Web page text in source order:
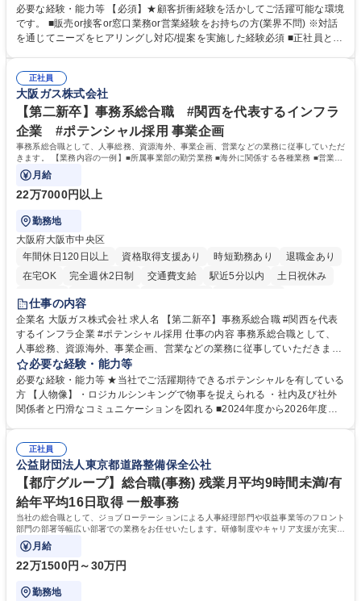
ーション、お客様対応 ■窓口にて、ご来店された個人のお客様に対して金
融商品のご提案 ■効率的な事務運用の検討・構築等 ≪業務紹介：ご応募前
に必ずご覧ください≫ ※記事 https://www.mysite.bk.mufg.jp/career/circle/
必要な経験・能力等 【必須】★顧客折衝経験を活かしてご活躍可能な環境
です。 ■販売or接客or窓口業務or営業経験をお持ちの方(業界不問) ※対話
を通じてニーズをヒアリングし対応/提案を実施した経験必須 ■正社員とし
るので安心して入行いただけます。 幅広いキャリアの選択肢があり、公募
や社内副業等を活用し、 一人ひとりが挑戦できるカルチャーが浸透してい
ます。 学歴・資格 学歴：大学院 大学 高専 短大 専修学校 高校 語学力：
資格：
正社員
大阪ガス株式会社
【第二新卒】事務系総合職 #関西を代表するインフラ
企業 #ポテンシャル採用 事業企画
事務系総合職として、人事総務、資源海外、事業企画、営業などの業務に従事していただ
きます。 【業務内容の一例】■所属事業部の勤労業務 ■海外に関係する各種業務 ■営業部
門の企画スタッフ、ルート営業
月給
22万7000円以上
勤務地
大阪府大阪市中央区
年間休日120日以上
資格取得支援あり 時短勤務あり
退職金あり
在宅OK
完全週休2日制 交通費支給 駅近5分以内
土日祝休み
服装自由
第二新卒歓迎
仕事の内容
企業名 大阪ガス株式会社 求人名 【第二新卒】事務系総合職 #関西を代表
するインフラ企業 #ポテンシャル採用 仕事の内容 事務系総合職として、
人事総務、資源海外、事業企画、営業などの業務に従事していただきま
す。 【業務内容の一例】■所属事業部の勤労業務 ■海外に関係する各種業
務 ■営業部門の企画スタッフ、ルート営業 【キャリアパス】入社後の配属
ポジションで一定期間ご活躍頂いた後、本人の適性及び将来のキャリアを
鑑みてジョブローテーションを行います。 【育成】OJTでの現場育成や研
表するインフラ企業 #ポテンシャル採用
必要な経験・能力等
必要な経験・能力等 ★当社でご活躍期待できるポテンシャルを有している
方 【人物像】・ロジカルシンキングで物事を捉えられる ・社内及び社外
関係者と円滑なコミュニケーションを図れる ■2024年度から2026年度ま
72.html ■エネルギーセキュリティの不安定化や気候変動による自然災害の
甚大化など、これまで以上に社会課題解決の重要性が高まっています。
「未来の日常」の創造に向けて持続可能な社会の実現に貢献してまいりま
す。 学歴・資格 学歴：大学院 大学 語学力： 資格：
正社員
公益財団法人東京都道路整備保全公社
【都庁グループ】総合職(事務) 残業月平均9時間未満/有
給年平均16日取得 一般事務
当社の総合職として、ジョブローテーションによる人事経理部門や収益事業等のフロント
部門の部署等幅広い部署での業務をお任せいたします。研修制度やキャリア支援が充実し
ております！ ※下記業務詳細
月給
22万1500円～30万円
勤務地